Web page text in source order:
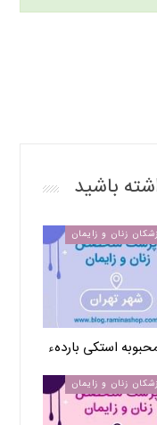
باشید
زنان و زایمان
استکی باردهء
زنان و زایمان